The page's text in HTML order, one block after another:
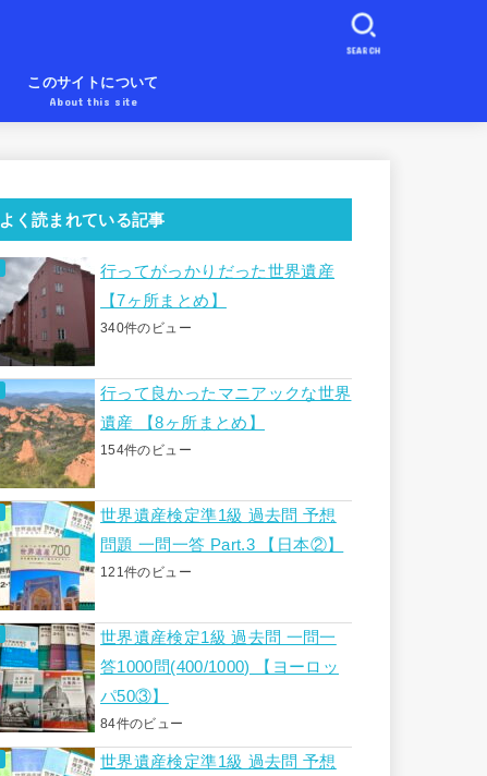
このサイトについて
About this site
SEARCH
よく読まれている記事
行ってがっかりだった世界遺産
【7ヶ所まとめ】
340件のビュー
行って良かったマニアックな世界
遺産 【8ヶ所まとめ】
154件のビュー
世界遺産検定準1級 過去問 予想
問題 一問一答 Part.3 【日本②】
121件のビュー
世界遺産検定1級 過去問 一問一
答1000問(400/1000) 【ヨーロッ
パ50③】
84件のビュー
世界遺産検定準1級 過去問 予想